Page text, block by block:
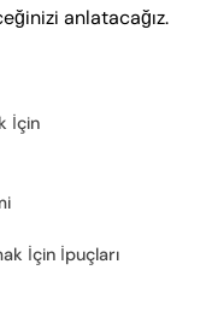
anlatacağız.
İçin
İçin İpuçları